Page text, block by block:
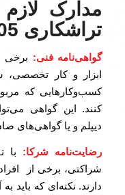
مدارک
تراشکاری 1405
گواهی‌نامه فنی‌: برخی
ابزار و کار تخصصی،
کسب‌وکارهایی که
کنند. این گواهی
دیپلم و یا گواهی‌های
رضایت‎‌نامه شرکا:
با
شراکتی، برخی از
دارند. نکته‌ای که باید